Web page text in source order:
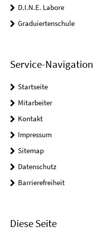
D.I.N.E. Labore
Graduiertenschule
Service-Navigation
Startseite
Mitarbeiter
Kontakt
Impressum
Sitemap
Datenschutz
Barrierefreiheit
Diese Seite